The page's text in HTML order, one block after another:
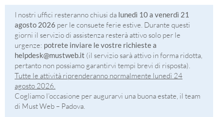
I nostri uffici resteranno chiusi da lunedì 10 a venerdì 21
agosto 2026 per le consuete ferie estive. Durante questi
giorni il servizio di assistenza resterà attivo solo per le
urgenze: potrete inviare le vostre richieste a
helpdesk@mustweb.it (il servizio sarà attivo in forma ridotta,
pertanto non possiamo garantirvi tempi brevi di risposta).
Tutte le attività riprenderanno normalmente lunedì 24
agosto 2026.
Cogliamo l’occasione per augurarvi una buona estate, il team
di Must Web – Padova.